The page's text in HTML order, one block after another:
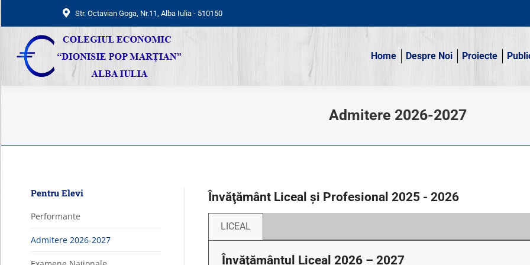
Str. Octavian Goga, Nr.11, Alba Iulia - 510150
Home Despre Noi Proiecte
Admitere 2026-2027
Învăţământ Liceal şi Profesional 2025 - 2026
LICEAL
Învăţământul Liceal 2026 – 2027
Pentru Elevi
Performante
Admitere 2026-2027
Str. Octavian Goga, Nr.11, Alba Iulia - 510150
Home Despre Noi Proiecte